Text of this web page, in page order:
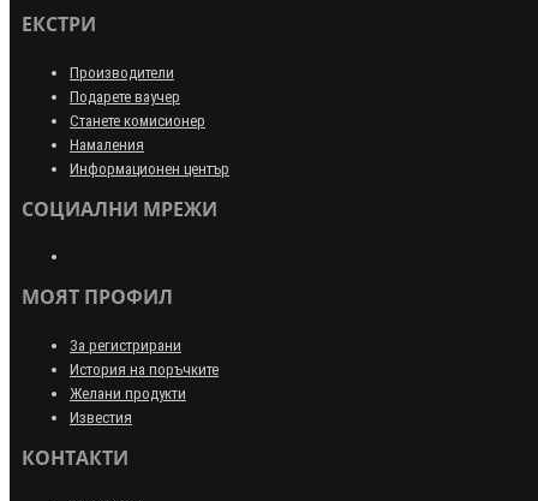
ЕКСТРИ
Производители
Подарете ваучер
Станете комисионер
Намаления
Информационен център
СОЦИАЛНИ МРЕЖИ
МОЯТ ПРОФИЛ
За регистрирани
История на поръчките
Желани продукти
Известия
КОНТАКТИ